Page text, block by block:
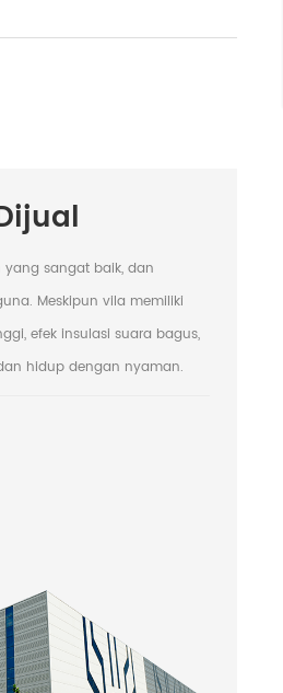
sangat baik, dan
Meskipun vila memiliki
efek insulasi suara bagus,
hidup dengan nyaman.